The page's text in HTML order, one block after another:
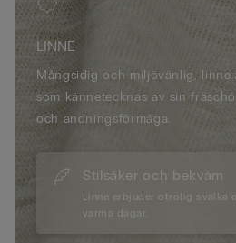
LINNE
Mångsidig och miljövänlig,
som kännetecknas av sin
och andningsförmåga.
Stilsäker och bekväm
Linne erbjuder otrolig svalka
varma dagar.